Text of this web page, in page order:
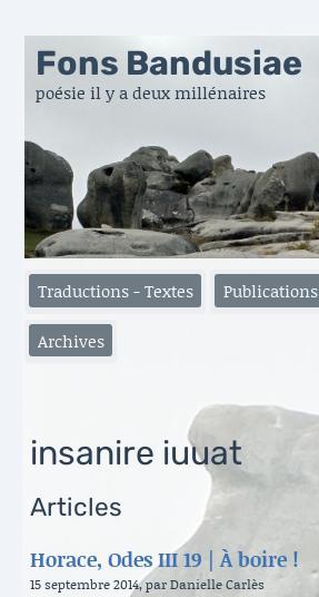
Fons Bandusiae
poésie il y a deux millénaires
Traductions - Textes Publications
Archives
insanire iuuat
Articles
Horace, Odes III 19 | À boire !
15 septembre 2014, par Danielle Carlès